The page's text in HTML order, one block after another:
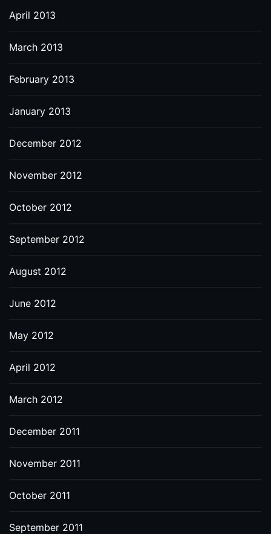
April 2013
March 2013
February 2013
January 2013
December 2012
November 2012
October 2012
September 2012
August 2012
June 2012
May 2012
April 2012
March 2012
December 2011
November 2011
October 2011
September 2011